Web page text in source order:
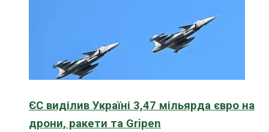
ЄС виділив Україні 3,47 мільярда євро на
дрони, ракети та Gripen